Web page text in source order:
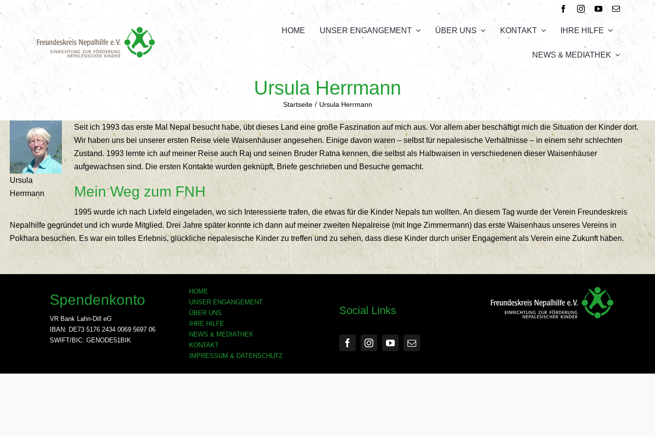
Zum
springen
HOME UNSER ENGANGEMENT ÜBER UNS KONTAKT IHRE HILFE
NEWS & MEDIATHEK
Ursula Herrmann
Startseite Ursula Herrmann
Ursula
Herrmann
Seit ich 1993 das erste Mal Nepal besucht habe, übt dieses Land eine große Faszination auf mich aus. Vor allem aber beschäftigt mich die Situation der Kinder dort.
Wir haben uns bei unserer ersten Reise viele Waisenhäuser angesehen. Einige davon waren – selbst für nepalesische Verhältnisse – in einem sehr schlechten
Zustand. 1993 lernte ich auf meiner Reise auch Raj und seinen Bruder Ratna kennen, die selbst als Halbwaisen in verschiedenen dieser Waisenhäuser
aufgewachsen sind. Die ersten Kontakte wurden geknüpft, Briefe geschrieben und Besuche gemacht.
Mein Weg zum FNH
1995 wurde ich nach Lixfeld eingeladen, wo sich Interessierte trafen, die etwas für die Kinder Nepals tun wollten. An diesem Tag wurde der Verein Freundeskreis
Nepalhilfe gegründet und ich wurde Mitglied. Drei Jahre später konnte ich dann auf meiner zweiten Nepalreise (mit Inge Zimmermann) das erste Waisen­haus unseres Vereins in
Pokhara besuchen. Es war ein tolles Erlebnis, glückliche nepalesische Kinder zu treffen und zu sehen, dass diese Kinder durch unser Engagement als Verein eine Zukunft haben.
Spendenkonto
VR Bank Lahn-Dill eG
IBAN: DE73 5176 2434 0069 5697 06
SWIFT/BIC: GENODE51BIK
HOME
UNSER ENGANGEMENT
ÜBER UNS
IHRE HILFE
NEWS & MEDIATHEK
KONTAKT
IMPRESSUM & DATENSCHUTZ
Social Links